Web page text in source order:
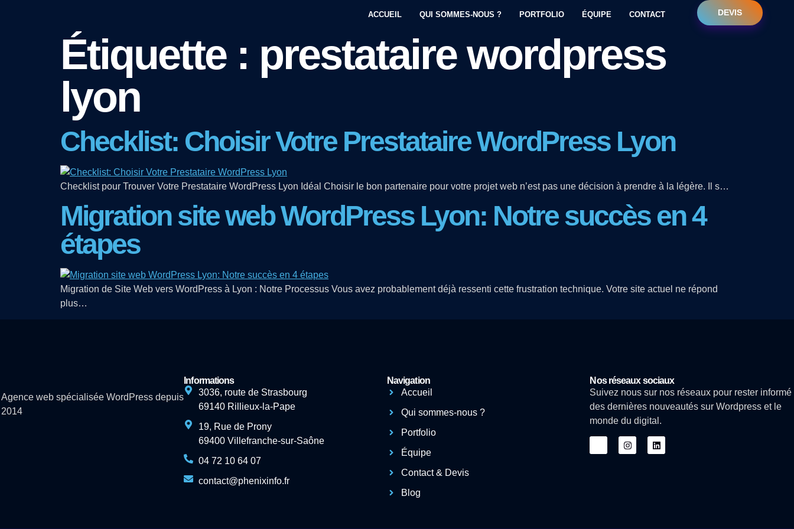
ACCUEIL QUI SOMMES-NOUS ? PORTFOLIO ÉQUIPE CONTACT DEVIS
Étiquette : prestataire wordpress
lyon
Checklist: Choisir Votre Prestataire WordPress Lyon
Checklist pour Trouver Votre Prestataire WordPress Lyon Idéal Choisir le bon partenaire pour votre projet web n’est pas une décision à prendre à la légère. Il s…
Migration site web WordPress Lyon: Notre succès en 4
étapes
Migration de Site Web vers WordPress à Lyon : Notre Processus Vous avez probablement déjà ressenti cette frustration technique. Votre site actuel ne répond
plus…
Agence web spécialisée WordPress depuis
2014
Informations
3036, route de Strasbourg
69140 Rillieux-la-Pape
19, Rue de Prony
69400 Villefranche-sur-Saône
04 72 10 64 07
contact@phenixinfo.fr
Navigation
Accueil
Qui sommes-nous ?
Portfolio
Équipe
Contact & Devis
Blog
Nos réseaux sociaux
Suivez nous sur nos réseaux pour rester informé
des dernières nouveautés sur Wordpress et le
monde du digital.